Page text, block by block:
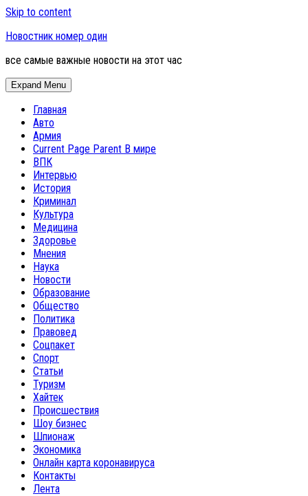
Skip to content
Новостник номер один
все самые важные новости на этот час
Expand Menu
Главная
Авто
Армия
Current Page Parent В мире
ВПК
Интервью
История
Криминал
Культура
Медицина
Здоровье
Мнения
Наука
Новости
Образование
Общество
Политика
Правовед
Соцпакет
Спорт
Статьи
Туризм
Хайтек
Происшествия
Шоу бизнес
Шпионаж
Экономика
Онлайн карта коронавируса
Контакты
Лента